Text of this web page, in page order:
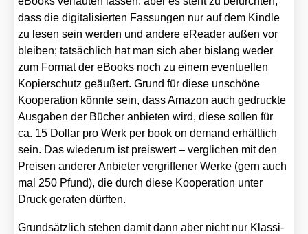
dass die digi­ta­li­sier­ten Fas­sun­gen nur auf dem Kind­le
zu lesen sein wer­den und ande­re eRea­der außen vor
blei­ben; tat­säch­lich hat man sich aber bis­lang weder
zum For­mat der eBooks noch zu einem even­tu­el­len
Kopier­schutz geäu­ßert. Grund für die­se unschö­ne
Koope­ra­ti­on könn­te sein, dass Ama­zon auch gedruck­te
Aus­ga­ben der Bücher anbie­ten wird, die­se sol­len für
ca. 15 Dol­lar pro Werk per book on demand erhält­lich
sein. Das wie­der­um ist preis­wert – ver­gli­chen mit den
Prei­sen ande­rer Anbie­ter ver­grif­fe­ner Wer­ke (gern auch
mal 250 Pfund), die durch die­se Koope­ra­ti­on unter
Druck gera­ten dürf­ten.
Grund­sätz­lich ste­hen damit dann aber nicht nur Klas­si­